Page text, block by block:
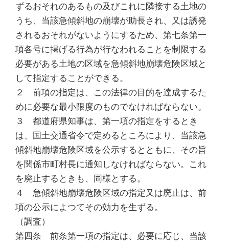
ずるおそれのあるもの及びこれに隣接する土地の
うち、当該急傾斜地の崩壊が助長され、又は誘発
されるおそれがないようにするため、第七条第一
項各号に掲げる行為が行なわれることを制限する
必要がある土地の区域を急傾斜地崩壊危険区域と
して指定することができる。
２ 前項の指定は、この法律の目的を達成するた
めに必要な最小限度のものでなければならない。
３ 都道府県知事は、第一項の指定をするとき
は、国土交通省令で定めるところにより、当該急
傾斜地崩壊危険区域を公示するとともに、その旨
を関係市町村長に通知しなければならない。これ
を廃止するときも、同様とする。
４ 急傾斜地崩壊危険区域の指定又は廃止は、前
項の公示によつてその効力を生ずる。
（調査）
第四条 前条第一項の指定は、必要に応じ、当該